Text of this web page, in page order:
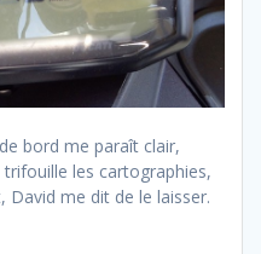
bord me paraît clair,
trifouille les cartographies,
David me dit de le laisser.